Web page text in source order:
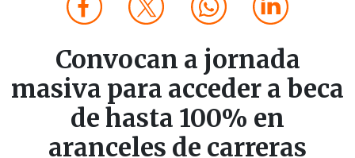
Convocan a jornada
masiva para acceder a beca
de hasta 100% en
aranceles de carreras